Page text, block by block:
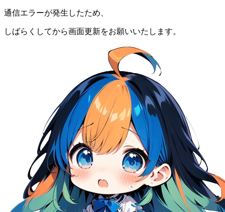
通信エラーが発生したため、
しばらくしてから画面更新をお願いいたします。